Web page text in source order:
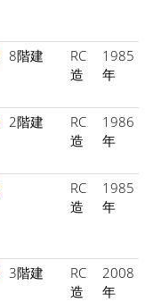
8階建
RC
造
1985
年
2階建
RC
造
1986
年
RC
造
1985
年
3階建
RC
造
2008
年